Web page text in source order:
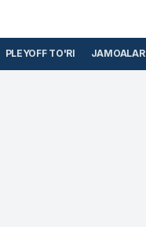
PLEYOFF TO'RI JAMOALAR